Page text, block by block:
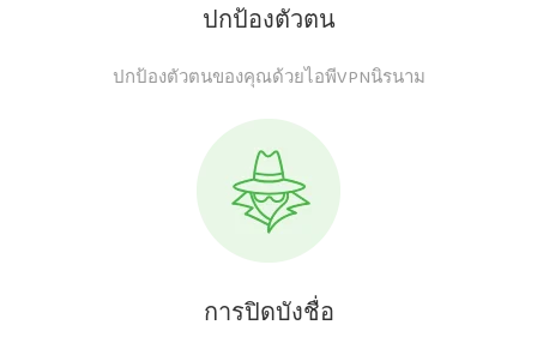
ปกป้องตัวตน
ปกป้องตัวตนของคุณด้วยไอพีVPNนิรนาม
การปิดบังชื่อ